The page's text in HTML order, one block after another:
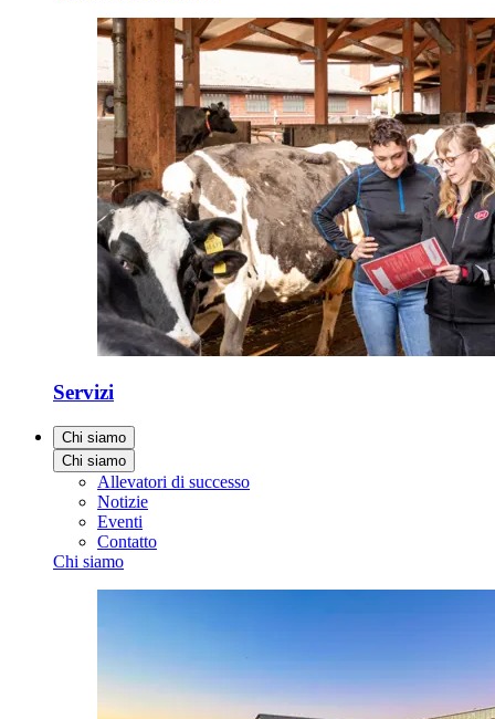
Servizi
Chi siamo
Chi siamo
Allevatori di successo
Notizie
Eventi
Contatto
Chi siamo